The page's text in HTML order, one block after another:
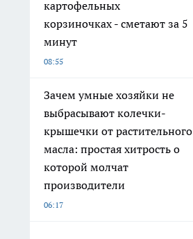
картофельных
корзиночках - сметают за 5
минут
08:55
Зачем умные хозяйки не
выбрасывают колечки-
крышечки от растительного
масла: простая хитрость о
которой молчат
производители
06:17